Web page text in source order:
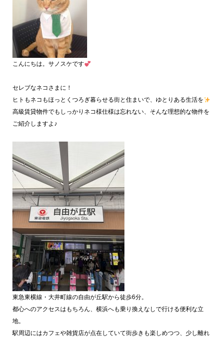
こんにちは。サノスケです
セレブなネコさまに！
ヒトもネコもほっとくつろぎ暮らせる街と住まいで、ゆとりある生活を
高級賃貸物件でもしっかりネコ様仕様は忘れない、そんな理想的な物件を
ご紹介しますよ♪
東急東横線・大井町線の自由が丘駅から徒歩6分。
都心へのアクセスはもちろん、横浜へも乗り換えなしで行ける便利な立
地。
駅周辺にはカフェや雑貨店が点在していて街歩きも楽しめつつ、少し離れ